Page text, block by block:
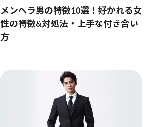
メンヘラ男の特徴10選！好かれる女
性の特徴&対処法・上手な付き合い
方